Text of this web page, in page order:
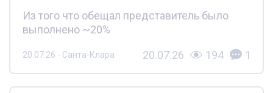
Из того что обещал представитель было
выполнено ~20%
20.07.26 - Санта-Клара 20.07.26 194 1